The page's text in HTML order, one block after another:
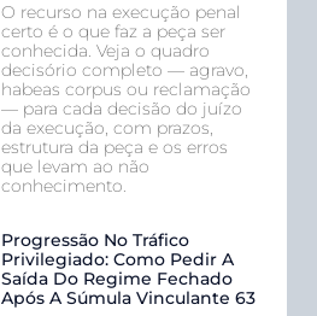
O recurso na execução penal
certo é o que faz a peça ser
conhecida. Veja o quadro
decisório completo — agravo,
habeas corpus ou reclamação
— para cada decisão do juízo
da execução, com prazos,
estrutura da peça e os erros
que levam ao não
conhecimento.
Progressão No Tráfico
Privilegiado: Como Pedir A
Saída Do Regime Fechado
Após A Súmula Vinculante 63